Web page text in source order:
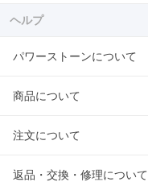
ヘルプ
パワーストーンについて
商品について
注文について
返品・交換・修理について